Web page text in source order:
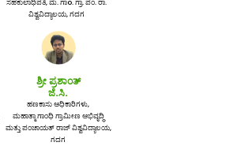
ಸಹಕುಲಾಧಿಪತಿ, ಮ. ಗಾo. ಗ್ರಾ. ಪಂ. ರಾ.
ವಿಶ್ವವಿದ್ಯಾಲಯ, ಗದಗ
ಶ್ರೀ ಪ್ರಶಾಂತ್
ಜೆ.ಸಿ.
ಹಣಕಾಸು ಅಧಿಕಾರಿಗಳು,
ಮಹಾತ್ಮಾ ಗಾಂಧಿ ಗ್ರಾಮೀಣ ಅಭಿವೃದ್ಧಿ
ಮತ್ತು ಪಂಚಾಯತ್ ರಾಜ್ ವಿಶ್ವವಿದ್ಯಾಲಯ,
ಗದಗ